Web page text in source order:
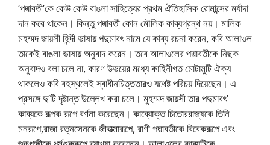
‘পদ্মাবতী’কে কেউ কেউ বাঙলা সাহিত্যের প্রথম ঐতিহাসিক রােমান্সের মর্যাদা
দান করে থাকেন। কিন্তু পদ্মাবতী কোন মৌলিক কাব্যগ্রন্থ নয়। মালিক
মহম্মদ জায়সী হিন্দী ভাষায় পদুমাবৎ নামে যে কাব্য রচনা করেন, কবি আলাওল
তাকেই বাঙলা ভাষায় অনুবাদ করেন। তবে আলাওলের পদ্মাবতীকে নিছক
অনুবাদও বলা চলে না, কারণ উভয়ের মধ্যে কাহিনীগত মােটামুটি ঐক্য
থাকলেও কবি বহস্থলেই স্বাধীনচিত্ততারও যথেষ্ট পরিচয় দিয়েছেন। এ
প্রসঙ্গে দু’টি দৃষ্টান্ত উল্লেখ করা চলে। মুহম্মদ জায়সী তার পদুমাবৎ’
কাব্যকে রূপক রূপে বর্ণনা করেছেন। কাব্যোক্ত চিতােররাজ্যকে তিনি
মনরূপে,রাজা রত্নসেনকে জীবাত্মারূপে, রাণী পদ্মাবতীকে বিবেকরূপে এবং